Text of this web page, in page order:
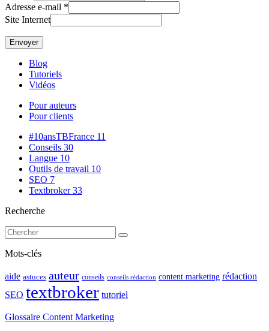
Adresse e-mail *
Site Internet
Blog
Tutoriels
Vidéos
Pour auteurs
Pour clients
#10ansTBFrance 11
Conseils 30
Langue 10
Outils de travail 10
SEO 7
Textbroker33
Recherche
Mots-clés
aide astuces auteur conseils conseils rédaction content marketing rédaction
SEO textbroker tutoriel
Glossaire Content Marketing